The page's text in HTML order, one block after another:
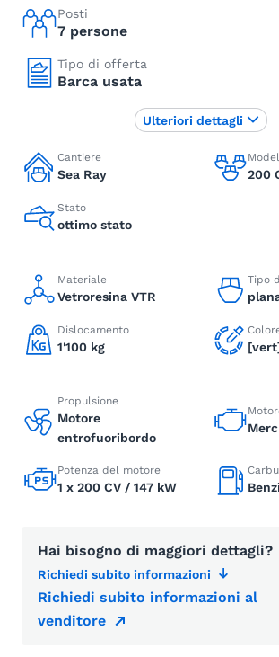
Posti
7 persone
Tipo di offerta
Barca usata
Cantiere
Sea Ray 200
Stato
ottimo stato
Materiale
Vetroresina VTR
Tipo
Dislocamento
1'100 kg
Propulsione
Motore
entrofuoribordo
Potenza del motore
1 x 200 CV / 147 kW
Hai bisogno di maggiori dettagli?
Richiedi subito informazioni
Richiedi subito informazioni al
venditore
Ulteriori dettagli